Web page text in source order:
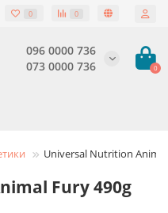
0 0
096 0000 736
073 0000 736
0
Universal Nutrition
Fury 490g